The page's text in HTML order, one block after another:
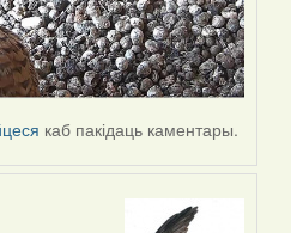
каб пакідаць каментары.